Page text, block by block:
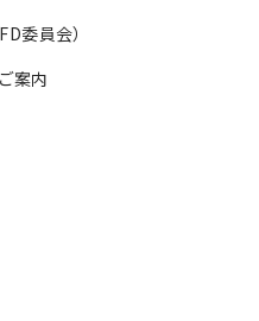
委員会）
案内